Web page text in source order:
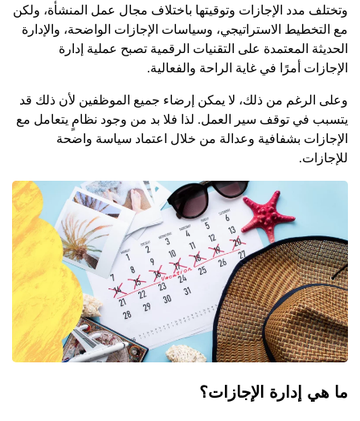
وتختلف مدد الإجازات وتوقيتها باختلاف مجال عمل المنشأة، ولكن
مع التخطيط الاستراتيجي، وسياسات الإجازات الواضحة، والإدارة
الحديثة المعتمدة على التقنيات الرقمية تصبح عملية إدارة
الإجازات أمرًا في غاية الراحة والفعالية.
وعلى الرغم من ذلك، لا يمكن إرضاء جميع الموظفين لأن ذلك قد
يتسبب في توقف سير العمل. لذا فلا بد من وجود نظامٍ يتعامل مع
الإجازات بشفافية وعدالة من خلال اعتماد سياسة واضحة
للإجازات.
ما هي إدارة الإجازات؟